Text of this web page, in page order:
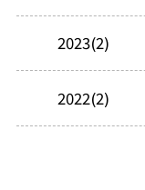
2023(2)
2022(2)